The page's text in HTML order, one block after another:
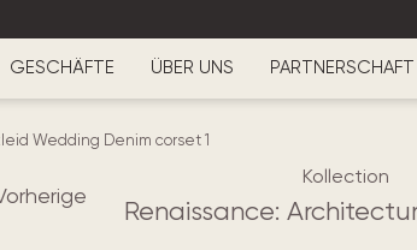
GESCHÄFTE ÜBER UNS PARTNERSCHAFT
Wedding Denim corset 1
Kollection
Renaissance: